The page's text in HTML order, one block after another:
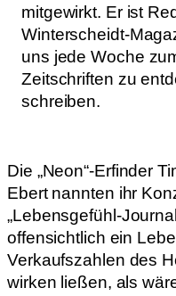
mitgewirkt. Er ist
Winterscheidt-
uns jede Woche
Zeitschriften zu
schreiben.
Die „Neon“-Erfinder
Ebert nannten ihr
„Lebensgefühl-
offensichtlich ein
Verkaufszahlen des
wirken ließen, als